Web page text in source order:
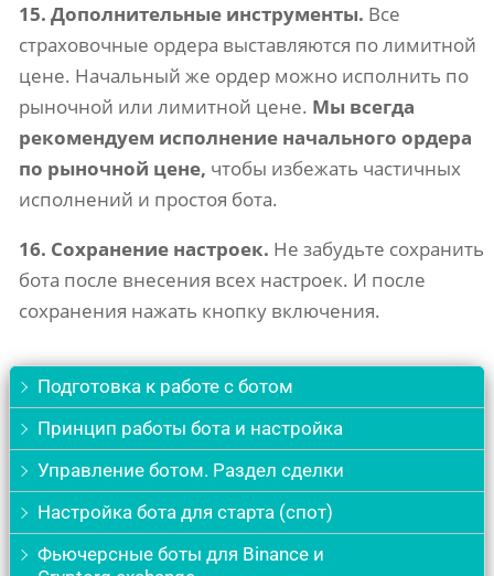
15. Дополнительные инструменты. Все
страховочные ордера выставляются по лимитной
цене. Начальный же ордер можно исполнить по
рыночной или лимитной цене. Мы всегда
рекомендуем исполнение начального ордера
по рыночной цене, чтобы избежать частичных
исполнений и простоя бота.
16. Сохранение настроек. Не забудьте сохранить
бота после внесения всех настроек. И после
сохранения нажать кнопку включения.
Подготовка к работе с ботом
Принцип работы бота и настройка
Управление ботом. Раздел сделки
Настройка бота для старта (спот)
Фьючерсные боты для Binance и